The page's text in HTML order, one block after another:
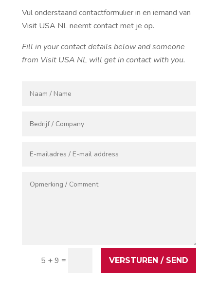
Vul onderstaand contactformulier in en iemand van
Visit USA NL neemt contact met je op.
Fill in your contact details below and someone
from Visit USA NL will get in contact with you.
5 + 9 = VERSTUREN / SEND